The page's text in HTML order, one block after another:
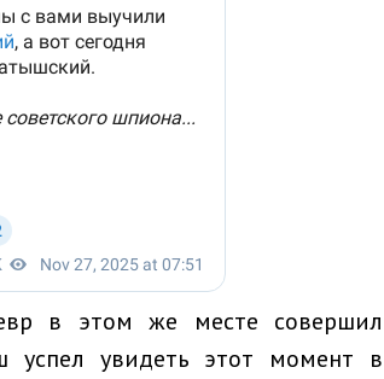
в этом же месте совершил
успел увидеть этот момент в